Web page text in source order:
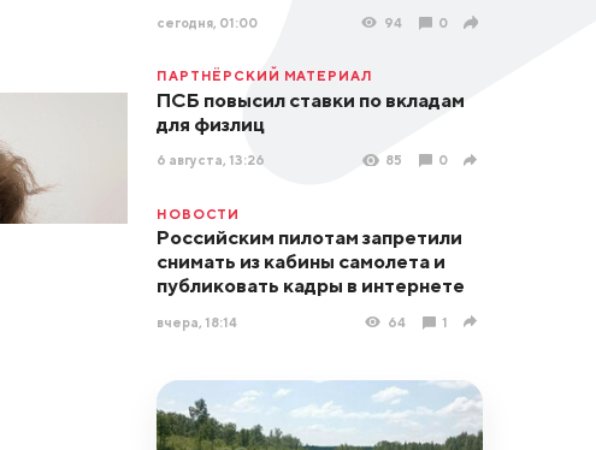
сегодня, 01:00 94 0
ПАРТНЁРСКИЙ МАТЕРИАЛ
ПСБ повысил ставки по вкладам
для физлиц
6 августа, 13:26 85 0
НОВОСТИ
Российским пилотам запретили
снимать из кабины самолета и
публиковать кадры в интернете
вчера, 18:14 64 1